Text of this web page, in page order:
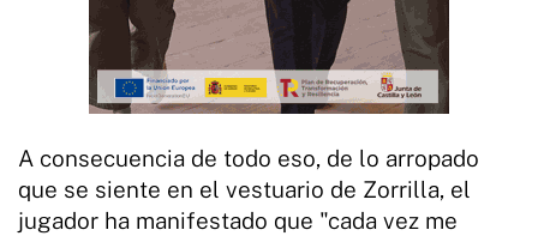
A consecuencia de todo eso, de lo arropado
que se siente en el vestuario de Zorrilla, el
jugador ha manifestado que "cada vez me